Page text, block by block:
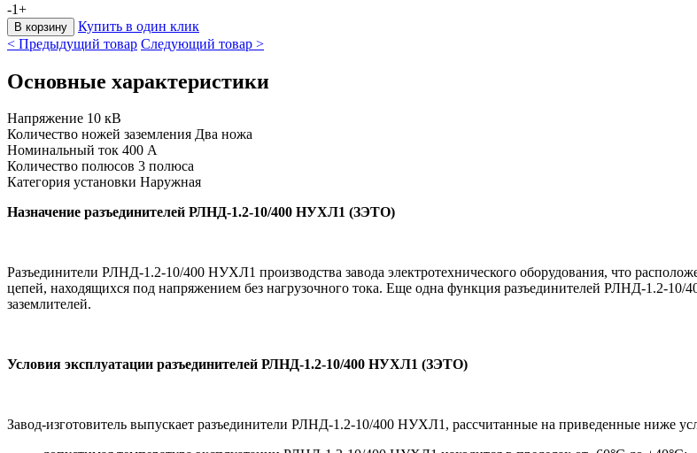
-1+
Купить в один клик
< Предыдущий товар Следующий товар >
Основные характеристики
Напряжение 10 кВ
Количество ножей заземления Два ножа
Номинальный ток 400 А
Количество полюсов 3 полюса
Категория установки Наружная
Назначение разъединителей РЛНД-1.2-10/400 НУХЛ1 (ЗЭТО)
Разъединители РЛНД-1.2-10/400 НУХЛ1 производства завода электротехнического оборудования, что
цепей, находящихся под напряжением без нагрузочного тока. Еще одна функция разъединителей РЛНД-1.2-
заземлителей.
Условия эксплуатации разъединителей РЛНД-1.2-10/400 НУХЛ1 (ЗЭТО)
Завод-изготовитель выпускает разъединители РЛНД-1.2-10/400 НУХЛ1, рассчитанные на приведенные ниже